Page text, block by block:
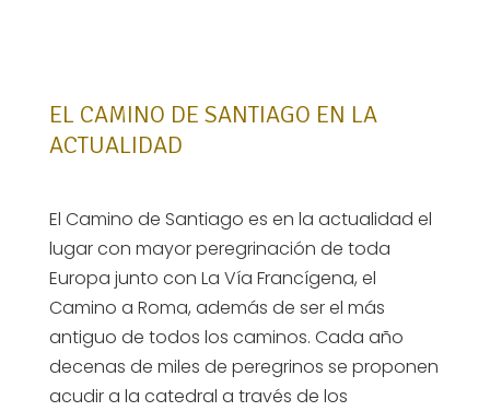
EL CAMINO DE SANTIAGO EN LA
ACTUALIDAD
El Camino de Santiago es en la actualidad el
lugar con mayor peregrinación de toda
Europa junto con La Vía Francígena, el
Camino a Roma, además de ser el más
antiguo de todos los caminos. Cada año
decenas de miles de peregrinos se proponen
acudir a la catedral a través de los